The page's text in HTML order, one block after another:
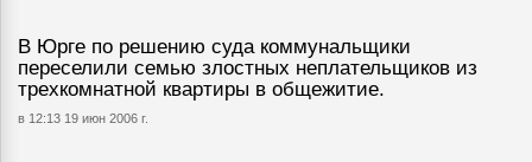
В Юрге по решению суда коммунальщики
переселили семью злостных неплательщиков из
трехкомнатной квартиры в общежитие.
в 12:13 19 июн 2006 г.